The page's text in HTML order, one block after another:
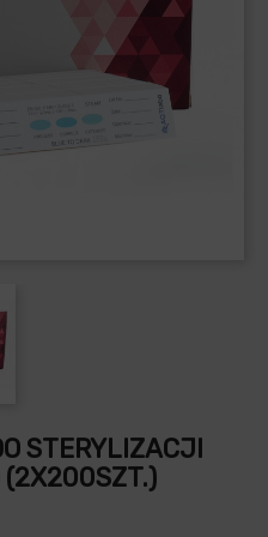
STERYLIZACJI
(2X200SZT.)